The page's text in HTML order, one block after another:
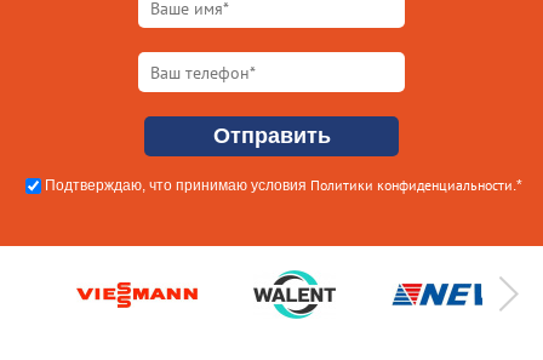
Подтверждаю, что принимаю условия Политики конфиденциальности .*